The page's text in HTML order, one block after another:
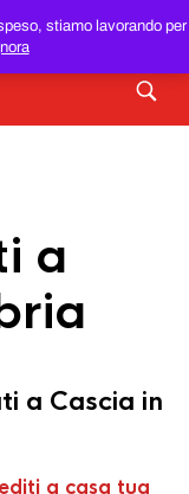
stiamo lavorando per
AL MIGLIOR
a
a Cascia in
a casa tua